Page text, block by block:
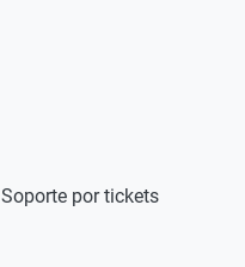
Soporte por tickets